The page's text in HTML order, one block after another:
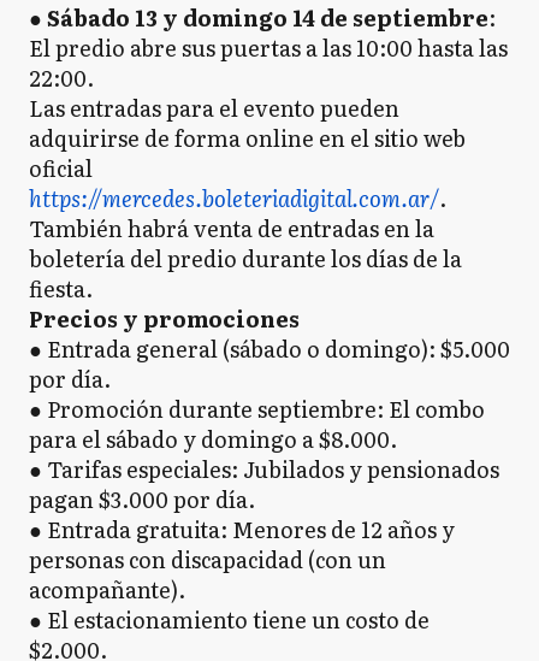
●Sábado 13 y domingo 14 de septiembre:
El predio abre sus puertas a las 10:00 hasta las
22:00.
Las entradas para el evento pueden
adquirirse de forma online en el sitio web
oficial
https://mercedes.boleteriadigital.com.ar/.
También habrá venta de entradas en la
boletería del predio durante los días de la
fiesta.
Precios y promociones
● Entrada general (sábado o domingo): $5.000
por día.
● Promoción durante septiembre: El combo
para el sábado y domingo a $8.000.
● Tarifas especiales: Jubilados y pensionados
pagan $3.000 por día.
● Entrada gratuita: Menores de 12 años y
personas con discapacidad (con un
acompañante).
● El estacionamiento tiene un costo de
$2.000.